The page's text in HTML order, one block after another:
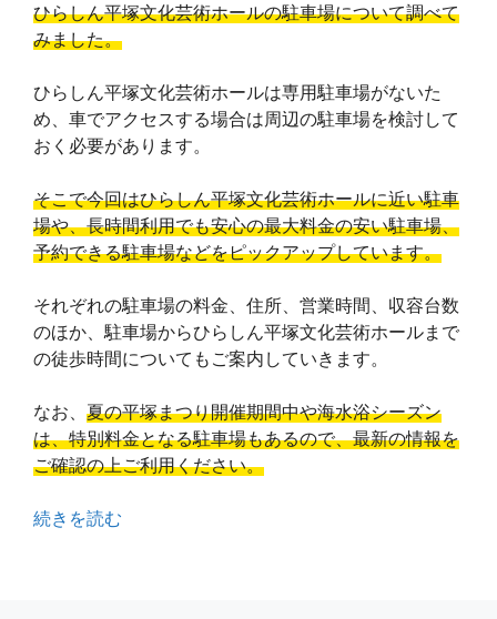
ひらしん平塚文化芸術ホールの駐車場について調べて
みました。
ひらしん平塚文化芸術ホールは専用駐車場がないた
め、車でアクセスする場合は周辺の駐車場を検討して
おく必要があります。
そこで今回はひらしん平塚文化芸術ホールに近い駐車
場や、長時間利用でも安心の最大料金の安い駐車場、
予約できる駐車場などをピックアップしています。
それぞれの駐車場の料金、住所、営業時間、収容台数
のほか、駐車場からひらしん平塚文化芸術ホールまで
の徒歩時間についてもご案内していきます。
なお、 夏の平塚まつり開催期間中や海水浴シーズン
は、特別料金となる駐車場もあるので、最新の情報を
ご確認の上ご利用ください。
続きを読む